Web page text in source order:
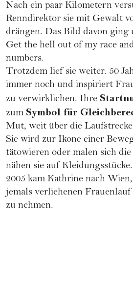
Nach ein paar Kilometern
Renndirektor sie mit Gewalt
drängen. Das Bild davon ging
Get the hell out of my race
numbers.
Trotzdem lief sie weiter. 50
immer noch und inspiriert
zu verwirklichen. Ihre
zum Symbol für
Mut, weit über die
Sie wird zur Ikone einer
tätowieren oder malen sich
nähen sie auf Kleidungsstücke.
2005 kam Kathrine nach
jemals verliehenen
zu nehmen.